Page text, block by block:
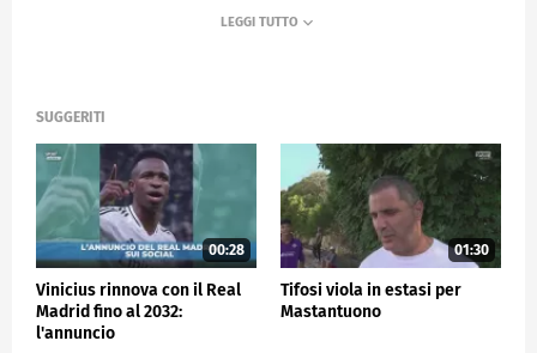
SUGGERITI
00:28
Vinicius rinnova con il Real
Madrid fino al 2032:
l'annuncio
01:30
Tifosi viola in estasi per
Mastantuono